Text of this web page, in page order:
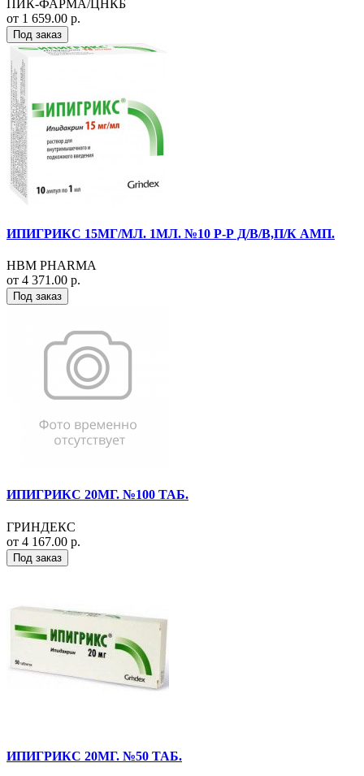
ПИК-ФАРМА/ЦНКБ
от 1 659.00 р.
Под заказ
ИПИГРИКС 15МГ/МЛ. 1МЛ. №10 Р-Р Д/В/В,П/К АМП.
HBM PHARMA
от 4 371.00 р.
Под заказ
ИПИГРИКС 20МГ. №100 ТАБ.
ГРИНДЕКС
от 4 167.00 р.
Под заказ
ИПИГРИКС 20МГ. №50 ТАБ.